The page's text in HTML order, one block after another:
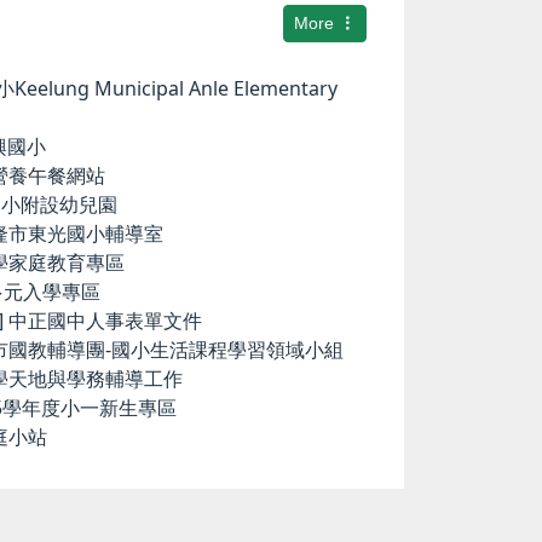
More
Keelung Municipal Anle Elementary
國小
養午餐網站
附設幼兒園
東光國小輔導室
家庭教育專區
入學專區
正國中人事表單文件
教輔導團-國小生活課程學習領域小組
地與學務輔導工作
年度小一新生專區
小站